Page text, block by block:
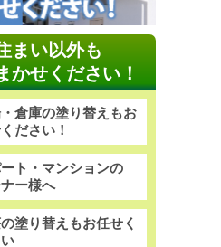
まい以外も
かせください！
倉庫の塗り替えもお
ださい！
ト・マンションの
ー様へ
塗り替えもお任せく